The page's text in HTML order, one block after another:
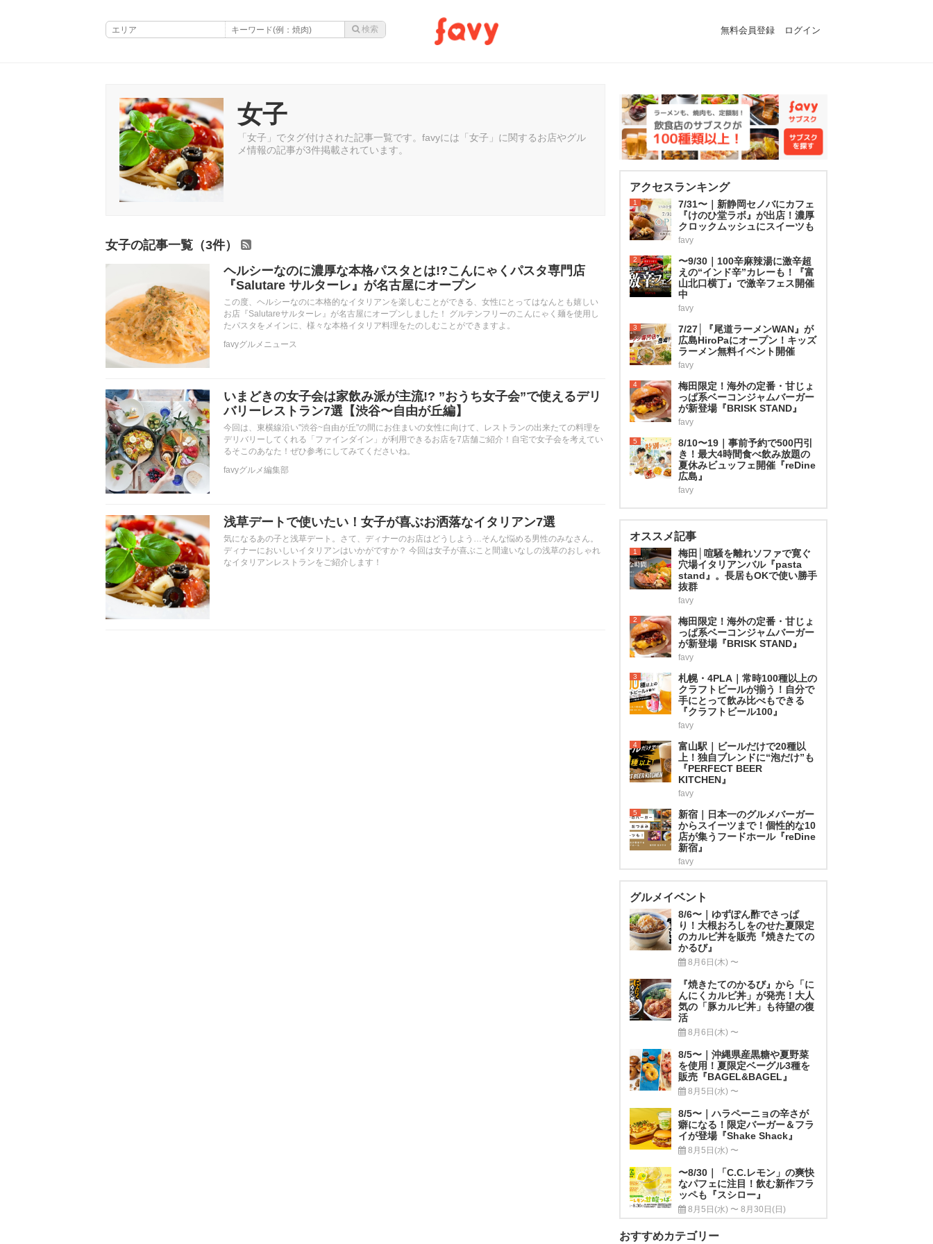
無料会員登録 ログイン
女子
「女子」でタグ付けされた記事一覧です。favyには「女子」に関するお店やグル
メ情報の記事が3件掲載されています。
女子の記事一覧（3件）
ヘルシーなのに濃厚な本格パスタとは!?こんにゃくパスタ専門店
『Salutare サルターレ』が名古屋にオープン
この度、ヘルシーなのに本格的なイタリアンを楽しむことができる、女性にとってはなんとも嬉しい
お店『Salutareサルターレ』が名古屋にオープンしました！ グルテンフリーのこんにゃく麺を使用し
たパスタをメインに、様々な本格イタリア料理をたのしむことができますよ。
favyグルメニュース
いまどきの女子会は家飲み派が主流!? ”おうち女子会”で使えるデリ
バリーレストラン7選【渋谷〜自由が丘編】
今回は、東横線沿い"渋谷~自由が丘"の間にお住まいの女性に向けて、レストランの出来たての料理を
デリバリーしてくれる「ファインダイン」が利用できるお店を7店舗ご紹介！自宅で女子会を考えてい
るそこのあなた！ぜひ参考にしてみてくださいね。
favyグルメ編集部
浅草デートで使いたい！女子が喜ぶお洒落なイタリアン7選
気になるあの子と浅草デート。さて、ディナーのお店はどうしよう…そんな悩める男性のみなさん。
ディナーにおいしいイタリアンはいかがですか？ 今回は女子が喜ぶこと間違いなしの浅草のおしゃれ
なイタリアンレストランをご紹介します！
アクセスランキング
1
7/31〜｜新静岡セノバにカフェ
『けのひ堂ラボ』が出店！濃厚
クロックムッシュにスイーツも
favy
2
〜9/30｜100辛麻辣湯に激辛超
えの“インド辛”カレーも！『富
山北口横丁』で激辛フェス開催
中
favy
3
7/27│『尾道ラーメンWAN』が
広島HiroPaにオープン！キッズ
ラーメン無料イベント開催
favy
4
梅田限定！海外の定番・甘じょ
っぱ系ベーコンジャムバーガー
が新登場『BRISK STAND』
favy
5
8/10〜19｜事前予約で500円引
き！最大4時間食べ飲み放題の
夏休みビュッフェ開催『reDine
広島』
favy
オススメ記事
1
梅田│喧騒を離れソファで寛ぐ
穴場イタリアンバル『pasta
stand』。長居もOKで使い勝手
抜群
favy
2
梅田限定！海外の定番・甘じょ
っぱ系ベーコンジャムバーガー
が新登場『BRISK STAND』
favy
3
札幌・4PLA｜常時100種以上の
クラフトビールが揃う！自分で
手にとって飲み比べもできる
『クラフトビール100』
favy
4
富山駅｜ビールだけで20種以
上！独自ブレンドに“泡だけ”も
『PERFECT BEER
KITCHEN』
favy
5
新宿｜日本一のグルメバーガー
からスイーツまで！個性的な10
店が集うフードホール『reDine
新宿』
favy
グルメイベント
8/6〜｜ゆずぽん酢でさっぱ
り！大根おろしをのせた夏限定
のカルビ丼を販売『焼きたての
かるび』
8月6日(木) 〜
『焼きたてのかるび』から「に
んにくカルビ丼」が発売！大人
気の「豚カルビ丼」も待望の復
活
8月6日(木) 〜
8/5〜｜沖縄県産黒糖や夏野菜
を使用！夏限定ベーグル3種を
販売『BAGEL&BAGEL』
8月5日(水) 〜
8/5〜｜ハラペーニョの辛さが
癖になる！限定バーガー＆フラ
イが登場『Shake Shack』
8月5日(水) 〜
〜8/30｜「C.C.レモン」の爽快
なパフェに注目！飲む新作フラ
ッペも『スシロー』
8月5日(水) 〜 8月30日(日)
おすすめカテゴリー